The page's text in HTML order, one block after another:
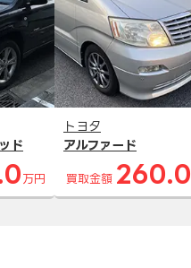
ド
万円
トヨタ
アルファード
買取金額 260.0